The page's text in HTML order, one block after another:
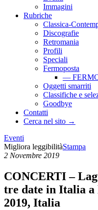
Immagini
Rubriche
Classica-
Discografie
Retromania
Profili
Speciali
Fermoposta
—
Oggetti smarriti
Classifiche e
Goodbye
Contatti
Cerca nel sito →
Eventi
Migliora leggibilitàStampa
2 Novembre 2019
CONCERTI –
tre date in Italia a
2019, Italia